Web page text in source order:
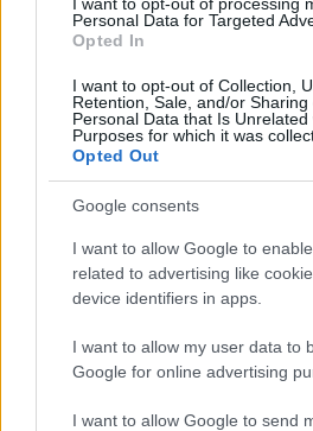
Personal Data for Targeted
Opted In
I want to opt-out of Collection,
Retention, Sale, and/or Sharing
Personal Data that Is Unrelated
Purposes for which it was
Opted Out
Google consents
I want to allow Google to
related to advertising like
device identifiers in apps.
I want to allow my user data to
Google for online advertising
I want to allow Google to send
Petrolio in calo: Brent a 91,82$,